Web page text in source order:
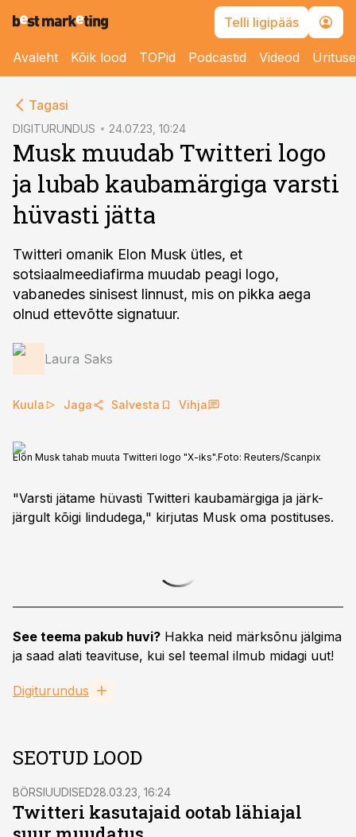
Telli ligipääs
Avaleht Kõik lood TOPid Podcastid Videod
Tagasi
DIGITURUNDUS 24.07.23, 10:24
Musk muudab Twitteri logo
ja lubab kaubamärgiga varsti
hüvasti jätta
Twitteri omanik Elon Musk ütles, et
sotsiaalmeediafirma muudab peagi logo,
vabanedes sinisest linnust, mis on pikka aega
olnud ettevõtte signatuur.
Laura Saks
Kuula Jaga Salvesta Vihja
Elon Musk tahab muuta Twitteri logo "X-iks".Foto: Reuters/Scanpix
"Varsti jätame hüvasti Twitteri kaubamärgiga ja järk-
järgult kõigi lindudega," kirjutas Musk oma postituses.
See teema pakub huvi? Hakka neid märksõnu jälgima
ja saad alati teavituse, kui sel teemal ilmub midagi uut!
Digiturundus
SEOTUD LOOD
BÖRSIUUDISED28.03.23, 16:24
Twitteri kasutajaid ootab lähiajal